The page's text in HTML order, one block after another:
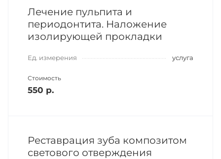
Лечение пульпита и
периодонтита. Наложение
изолирующей прокладки
Ед. измерения услуга
Стоимость
550 р.
Реставрация зуба композитом
светового отверждения